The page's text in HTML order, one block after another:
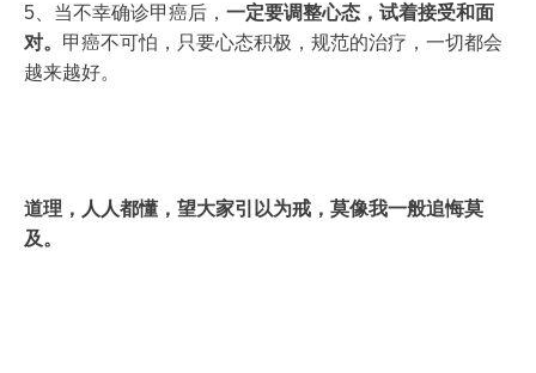
5、当不幸确诊甲癌后， 一定要调整心态，试着接受和面
对。 甲癌不可怕，只要心态积极，规范的治疗，一切都会
越来越好。
道理，人人都懂，望大家引以为戒，莫像我一般追悔莫
及。